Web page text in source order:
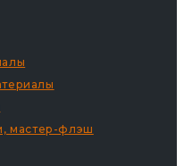
мастер-флэш